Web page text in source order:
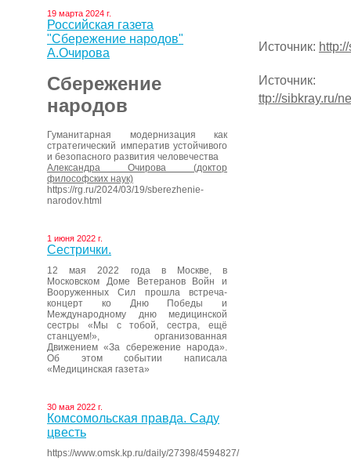
19 марта 2024 г.
Российская газета
"Сбережение народов"
А.Очирова
Сбережение
народов
Гуманитарная модернизация как
стратегический императив устойчивого
и безопасного развития человечества
Александра Очирова (доктор
философских наук)
https://rg.ru/2024/03/19/sberezhenie-
narodov.html
1 июня 2022 г.
Сестрички.
12 мая 2022 года в Москве, в
Московском Доме Ветеранов Войн и
Вооруженных Сил прошла встреча-
концерт ко Дню Победы и
Международному дню медицинской
сестры «Мы с тобой, сестра, ещё
станцуем!», организованная
Движением «За сбережение народа».
Об этом событии написала
«Медицинская газета»
30 мая 2022 г.
Комсомольская правда. Саду
цвесть
https://www.omsk.kp.ru/daily/27398/4594827/
Источник:
Источник:
ttp://sibkray.ru/